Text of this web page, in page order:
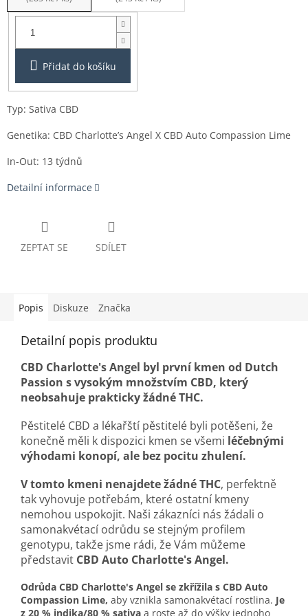
Balení:
Přidat do košíku
Typ: Sativa CBD
Genetika: CBD Charlotte’s Angel X CBD Auto Compassion Lime
In-Out: 13 týdnů
Detailní informace
ZEPTAT SE SDÍLET
Popis Diskuze Značka
Detailní popis produktu
CBD Charlotte's Angel byl první kmen od Dutch
Passion s vysokým množstvím CBD, který
neobsahuje prakticky žádné THC.
Pěstitelé CBD a lékařští pěstitelé byli potěšeni, že
konečně měli k dispozici kmen se všemi léčebnými
výhodami konopí, ale bez pocitu zhulení.
V tomto kmeni nenajdete žádné THC, perfektně
tak vyhovuje potřebám, které ostatní kmeny
nemohou uspokojit. Naši zákazníci nás žádali o
samonakvétací odrůdu se stejným profilem
genotypu, takže jsme rádi, že Vám můžeme
představit CBD Auto Charlotte's Angel.
Odrůda CBD Charlotte's Angel se zkřížila s CBD Auto
Compassion Lime, aby vznikla samonakvétací rostlina. Je
z 20 % indika/80 % sativa a roste až do výšky jednoho